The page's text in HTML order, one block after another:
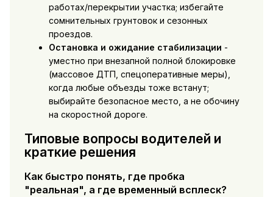
работах/перекрытии участка; избегайте
сомнительных грунтовок и сезонных
проездов.
Остановка и ожидание стабилизации -
уместно при внезапной полной блокировке
(массовое ДТП, спецоперативные меры),
когда любые объезды тоже встанут;
выбирайте безопасное место, а не обочину
на скоростной дороге.
Типовые вопросы водителей и
краткие решения
Как быстро понять, где пробка
"реальная", а где временный всплеск?